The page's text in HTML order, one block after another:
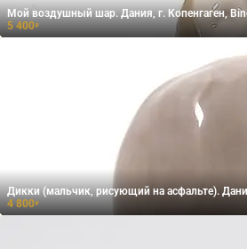
Мой воздушный шар. Дания, г. Копенгаген,
5 400₽
Дикки (мальчик, рисующий на асфальте).
4 800₽